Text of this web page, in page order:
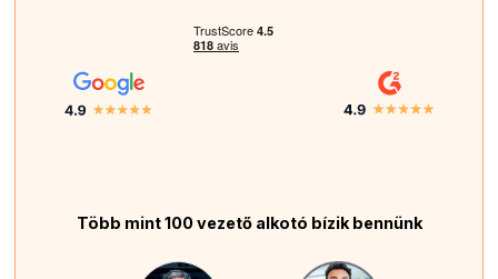
Több mint 100 vezető alkotó bízik bennünk